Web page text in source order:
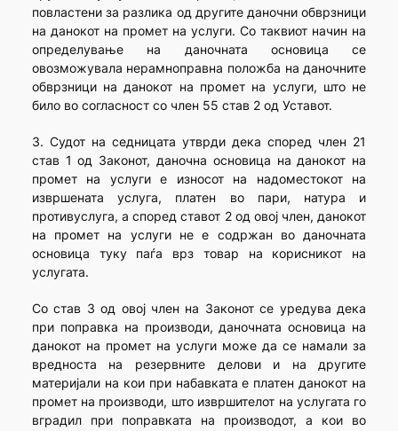
повластени за разлика од другите даночни обврзници
на данокот на промет на услуги. Со таквиот начин на
определување на даночната основица се
овозможувала нерамноправна положба на даночните
обврзници на данокот на промет на услуги, што не
било во согласност со член 55 став 2 од Уставот.
3. Судот на седницата утврди дека според член 21
став 1 од Законот, даночна основица на данокот на
промет на услуги е износот на надоместокот на
извршената услуга, платен во пари, натура и
противуслуга, а според ставот 2 од овој член, данокот
на промет на услуги не е содржан во даночната
основица туку паѓа врз товар на корисникот на
услугата.
Со став 3 од овој член на Законот се уредува дека
при поправка на производи, даночната основица на
данокот на промет на услуги може да се намали за
вредноста на резервните делови и на другите
материјали на кои при набавката е платен данокот на
промет на производи, што извршителот на услугата го
вградил при поправката на производот, а кои во